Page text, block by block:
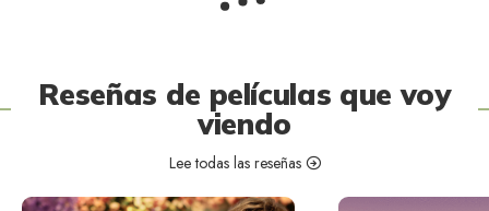
Reseñas de películas que voy
viendo
Lee todas las reseñas